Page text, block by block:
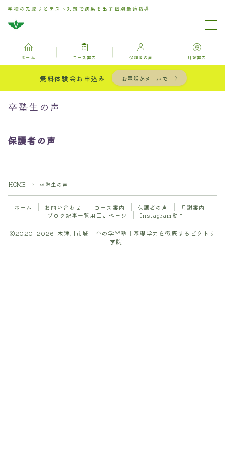
学校の先取りとテスト対策で結果を出す個別最適指導
月謝案内
ブログ記事一覧用固定ページ
ホーム コース案内 保護者の声 月謝案内
無料体験会お申込み お電話かメールで
卒塾生の声
保護者の声
HOME ＞ 卒塾生の声
ホーム お問い合わせ コース案内 保護者の声
月謝案内
ブログ記事一覧用固定ページ
Instagram動画
2020–2026 木津川市城山台の学習塾｜基礎学力を徹底するビクトリ
ー学院